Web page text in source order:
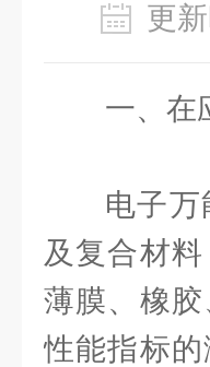
更
一、在
电子
及复合材
薄膜、橡
性能指标